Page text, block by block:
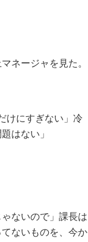
ネージャを見た。
けにすぎない」冷
はない」
ないので」課長は
ないものを、今か